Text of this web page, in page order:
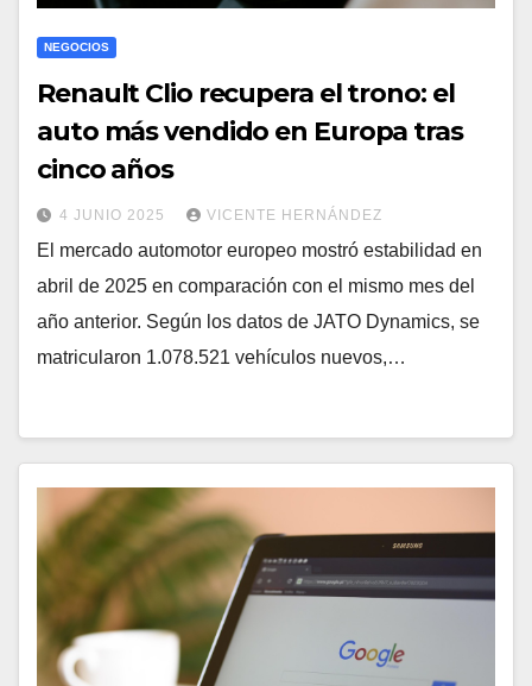
NEGOCIOS
Renault Clio recupera el trono: el
auto más vendido en Europa tras
cinco años
4 JUNIO 2025 VICENTE HERNÁNDEZ
El mercado automotor europeo mostró estabilidad en
abril de 2025 en comparación con el mismo mes del
año anterior. Según los datos de JATO Dynamics, se
matricularon 1.078.521 vehículos nuevos,…